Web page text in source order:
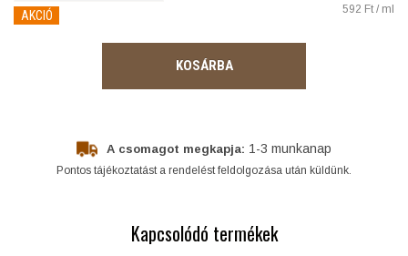
AKCIÓ 592 Ft / ml
KOSÁRBA
A csomagot megkapja: 1-3 munkanap
Pontos tájékoztatást a rendelést feldolgozása után küldünk.
Kapcsolódó termékek